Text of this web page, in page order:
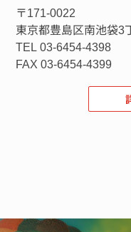
〒171-0022
東京都豊島区南池袋3
TEL 03-6454-4398
FAX 03-6454-4399